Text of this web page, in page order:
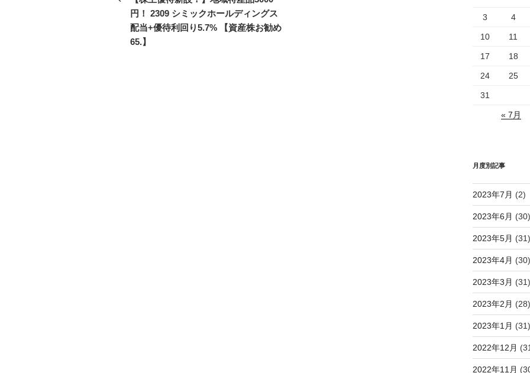
ナ
ビ
投
稿
円！ 2309 シミックホールディングス
配当+優待利回り5.7% 【資産株お勧め
65.】
3 4
10 11
17 18
24 25
31
« 7月
月度別記事
2023年7月 (2)
2023年6月 (30)
2023年5月 (31)
2023年4月 (30)
2023年3月 (31)
2023年2月 (28)
2023年1月 (31)
2022年12月
2022年11月